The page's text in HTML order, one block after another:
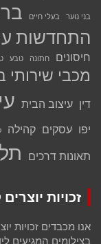
בני נוער בעלי חיים
התחדשות
חיסונים חתונה טבע
מכבי שירותי
דין עיצוב הבית
יפו עסקים קהילה
תאונות דרכים
זכויות
אנו מכבדים זכויות
בצילומים המגיעים